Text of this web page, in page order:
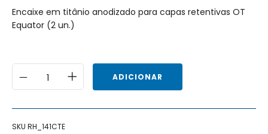
Encaixe em titânio anodizado para capas retentivas OT
Equator (2 un.)
ADICIONAR
SKU RH_141CTE